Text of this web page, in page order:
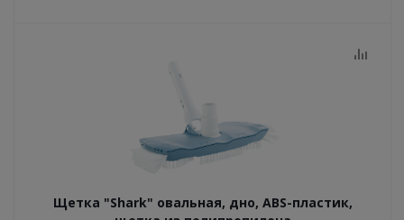
Щетка "Shark" овальная, дно, ABS-пластик,